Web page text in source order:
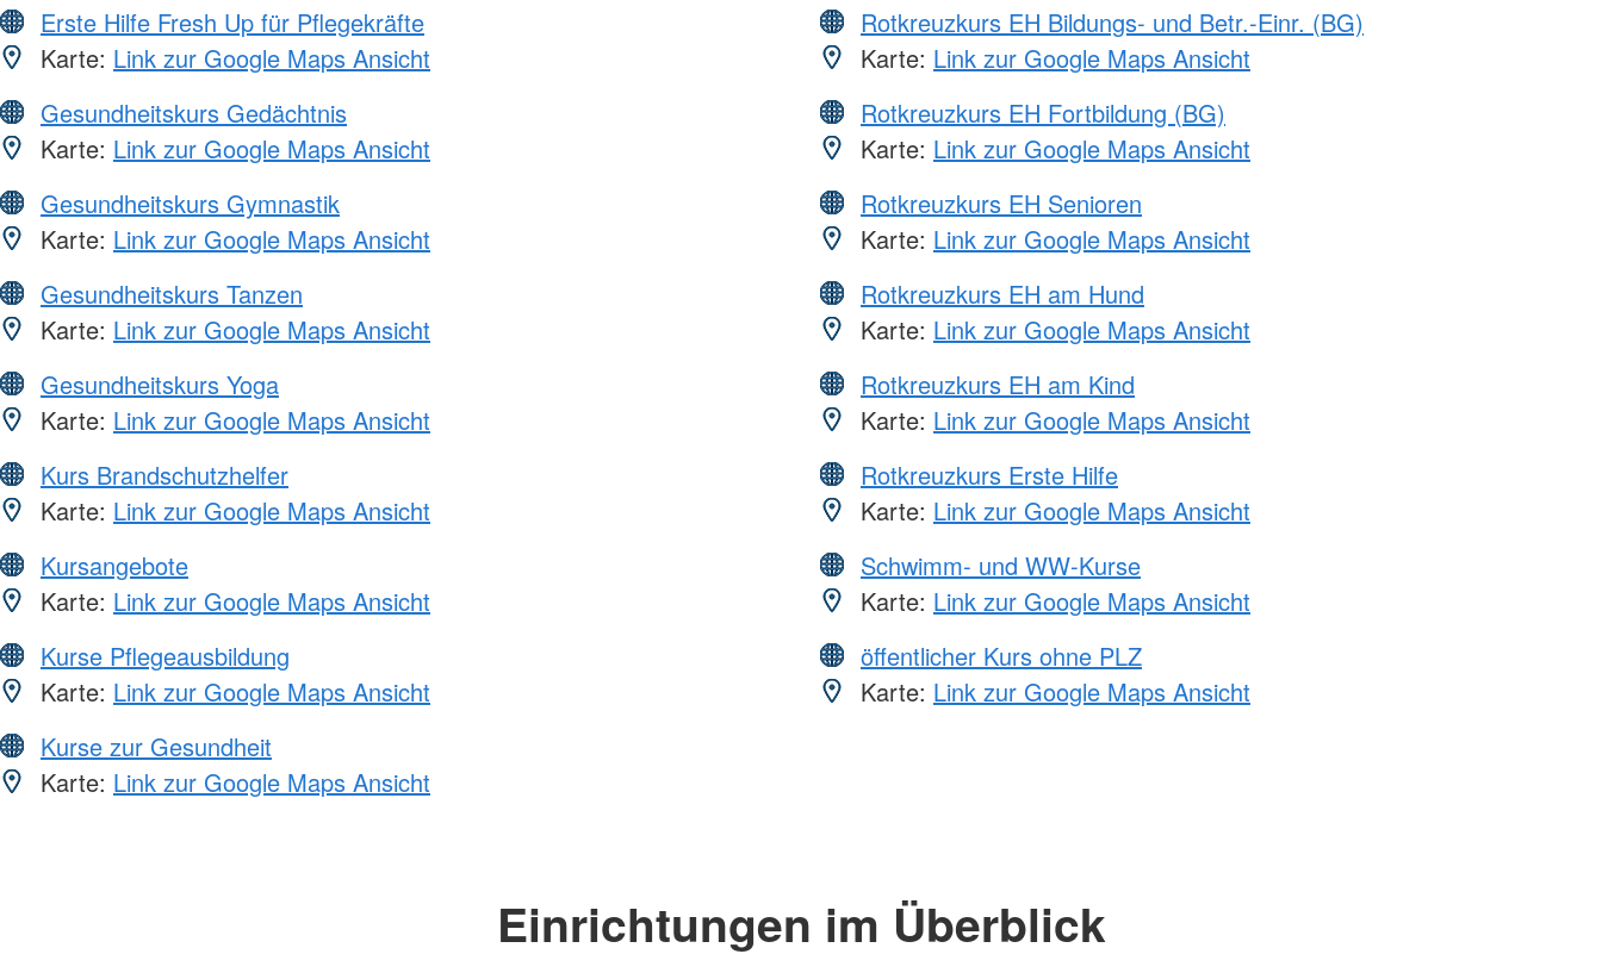
Erste Hilfe Fresh Up für Pflegekräfte
Karte: Link zur Google Maps Ansicht
Gesundheitskurs Gedächtnis
Karte: Link zur Google Maps Ansicht
Gesundheitskurs Gymnastik
Karte: Link zur Google Maps Ansicht
Gesundheitskurs Tanzen
Karte: Link zur Google Maps Ansicht
Gesundheitskurs Yoga
Karte: Link zur Google Maps Ansicht
Kurs Brandschutzhelfer
Karte: Link zur Google Maps Ansicht
Kursangebote
Karte: Link zur Google Maps Ansicht
Kurse Pflegeausbildung
Karte: Link zur Google Maps Ansicht
Kurse zur Gesundheit
Karte: Link zur Google Maps Ansicht
Rotkreuzkurs EH Bildungs- und Betr.-Einr. (BG)
Karte: Link zur Google Maps Ansicht
Rotkreuzkurs EH Fortbildung (BG)
Karte: Link zur Google Maps Ansicht
Rotkreuzkurs EH Senioren
Karte: Link zur Google Maps Ansicht
Rotkreuzkurs EH am Hund
Karte: Link zur Google Maps Ansicht
Rotkreuzkurs EH am Kind
Karte: Link zur Google Maps Ansicht
Rotkreuzkurs Erste Hilfe
Karte: Link zur Google Maps Ansicht
Schwimm- und WW-Kurse
Karte: Link zur Google Maps Ansicht
öffentlicher Kurs ohne PLZ
Karte: Link zur Google Maps Ansicht
Einrichtungen im Überblick